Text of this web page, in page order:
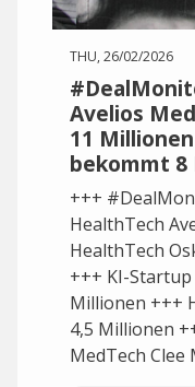
THU, 26/02/2026
Avelios
11
bekommt 8
+++
HealthTech
HealthTech
+++ KI-
Millionen +++
4,5 Millionen
MedTech Clee